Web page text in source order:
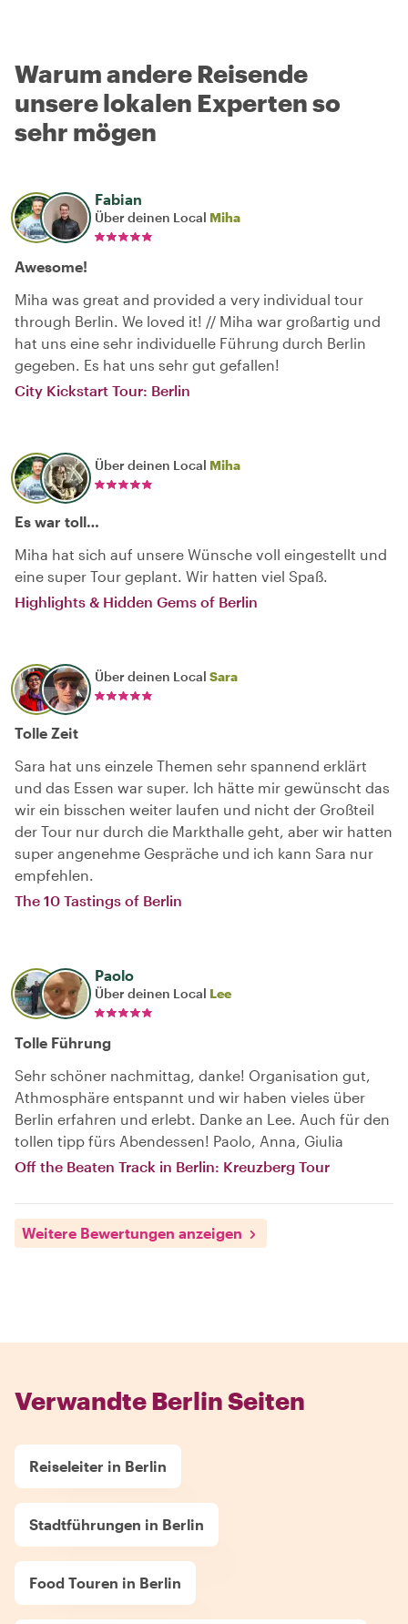
Warum andere Reisende
unsere lokalen Experten so
sehr mögen
Fabian
Über deinen Local Miha
Awesome!
Miha was great and provided a very individual tour
through Berlin. We loved it! // Miha war großartig und
hat uns eine sehr individuelle Führung durch Berlin
gegeben. Es hat uns sehr gut gefallen!
City Kickstart Tour: Berlin
Über deinen Local Miha
Es war toll…
Miha hat sich auf unsere Wünsche voll eingestellt und
eine super Tour geplant. Wir hatten viel Spaß.
Highlights & Hidden Gems of Berlin
Über deinen Local Sara
Tolle Zeit
Sara hat uns einzele Themen sehr spannend erklärt
und das Essen war super. Ich hätte mir gewünscht das
wir ein bisschen weiter laufen und nicht der Großteil
der Tour nur durch die Markthalle geht, aber wir hatten
super angenehme Gespräche und ich kann Sara nur
empfehlen.
The 10 Tastings of Berlin
Paolo
Über deinen Local Lee
Tolle Führung
Sehr schöner nachmittag, danke! Organisation gut,
Athmosphäre entspannt und wir haben vieles über
Berlin erfahren und erlebt. Danke an Lee. Auch für den
tollen tipp fürs Abendessen! Paolo, Anna, Giulia
Off the Beaten Track in Berlin: Kreuzberg Tour
Weitere Bewertungen anzeigen
Verwandte Berlin Seiten
Reiseleiter in Berlin
Stadtführungen in Berlin
Food Touren in Berlin